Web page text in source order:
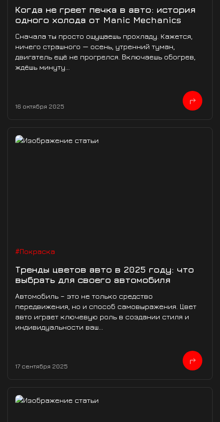
Когда не греет печка в авто: история
одного холода от Manic Mechanics
Сначала ты просто ощущаешь прохладу. Кажется,
ничего страшного — осень, утренний туман,
двигатель ещё не прогрелся. Включаешь обогрев,
ждёшь минуту...
16 октября 2025
#Покраска
Тренды цветов авто в 2025 году: что
выбрать для своего автомобиля
Автомобиль – это не только средство
передвижения, но и способ самовыражения. Цвет
авто играет ключевую роль в создании стиля и
индивидуальности ваш...
17 сентября 2025